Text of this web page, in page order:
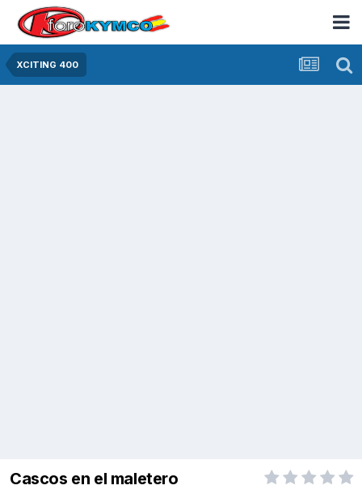
XCITING 400
Cascos en el maletero